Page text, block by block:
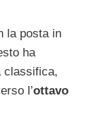
la posta in
ha
classifica,
l’ottavo